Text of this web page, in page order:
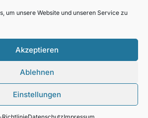
um unsere Website und unseren Service zu
Akzeptieren
Ablehnen
Einstellungen